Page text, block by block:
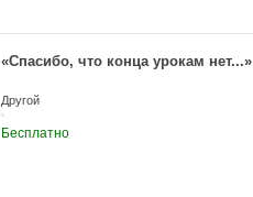
«Спасибо, что конца урокам нет...»
Другой
Бесплатно